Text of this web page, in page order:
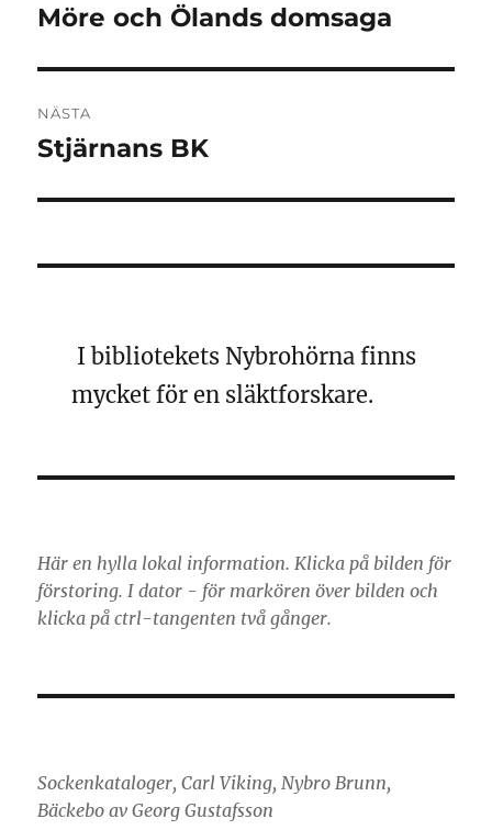
Föregående
Möre och Ölands domsaga
NÄSTA
Nästa
Stjärnans BK
I bibliotekets Nybrohörna finns
mycket för en släktforskare.
Här en hylla lokal information. Klicka på bilden för
förstoring. I dator - för markören över bilden och
klicka på ctrl-tangenten två gånger.
Sockenkataloger, Carl Viking, Nybro Brunn,
Bäckebo av Georg Gustafsson